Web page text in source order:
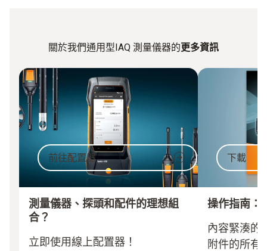
關於我們通用型IAQ 測量儀器的更多資訊
前往配置器
測量儀器、探頭和配件的理想組
合？
立即使用線上配置器！
下載
操作指南：
內容緊湊的
附件的所有